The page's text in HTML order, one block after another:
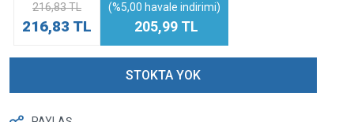
216,83 TL
216,83 TL
(%5,00 havale indirimi)
205,99 TL
STOKTA YOK